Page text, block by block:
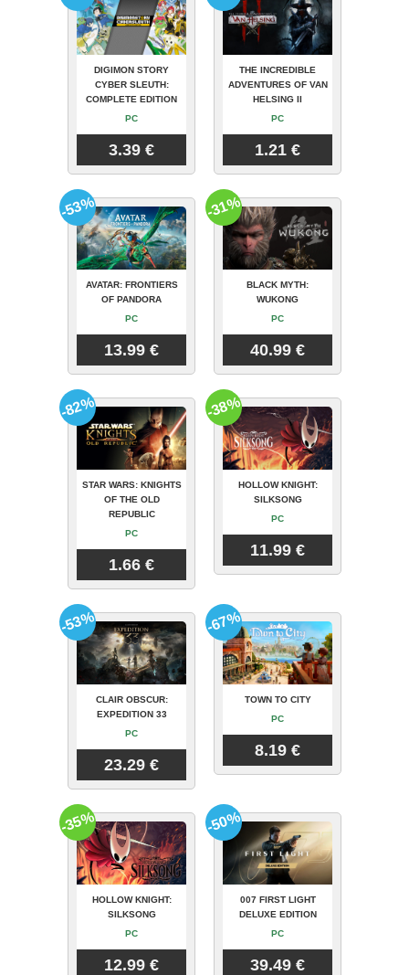
DIGIMON STORY
CYBER SLEUTH:
COMPLETE EDITION
PC
3.39 €
THE INCREDIBLE
ADVENTURES OF VAN
HELSING II
PC
1.21 €
AVATAR: FRONTIERS
OF PANDORA
PC
13.99 €
-53%
BLACK MYTH:
WUKONG
PC
40.99 €
-31%
STAR WARS: KNIGHTS
OF THE OLD
REPUBLIC
PC
1.66 €
-82%
HOLLOW KNIGHT:
SILKSONG
PC
11.99 €
-38%
CLAIR OBSCUR:
EXPEDITION 33
PC
23.29 €
-53%
TOWN TO CITY
PC
8.19 €
-67%
HOLLOW KNIGHT:
SILKSONG
PC
12.99 €
-35%
007 FIRST LIGHT
DELUXE EDITION
PC
39.49 €
-50%